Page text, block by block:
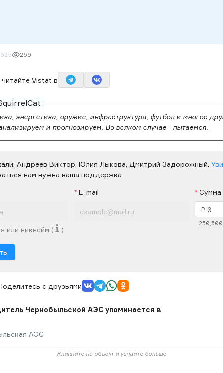
269
Vistat в
энергетика, оружие, инфраструктура, футбол и многое
и прогнозируем. Во всяком случае - пытаемся.
Андреев Виктор, Юлия Лыкова, Дмитрий Задорожный.
нам нужна ваша поддержка.
или никнейм ( )
E-mail Сумма
250,
с друзьями
Чернобыльской АЭС упоминается в
АЭС
Кликните на объект и узнайте больше